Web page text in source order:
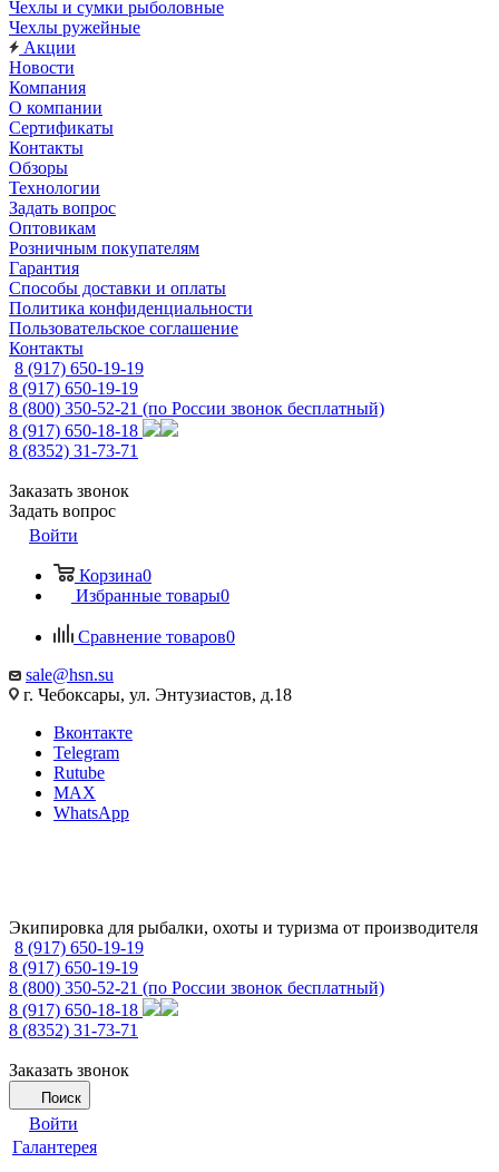
Чехлы и сумки рыболовные
Чехлы ружейные
Акции
Новости
Компания
О компании
Сертификаты
Контакты
Обзоры
Технологии
Задать вопрос
Оптовикам
Розничным покупателям
Гарантия
Способы доставки и оплаты
Политика конфиденциальности
Пользовательское соглашение
Контакты
8 (917) 650-19-19
8 (917) 650-19-19
8 (800) 350-52-21 (по России звонок бесплатный)
8 (917) 650-18-18
8 (8352) 31-73-71
Заказать звонок
Задать вопрос
Войти
Корзина0
Избранные товары0
Сравнение товаров0
sale@hsn.su
г. Чебоксары, ул. Энтузиастов, д.18
Вконтакте
Telegram
Rutube
MAX
WhatsApp
Экипировка для рыбалки, охоты и туризма от производителя
8 (917) 650-19-19
8 (917) 650-19-19
8 (800) 350-52-21 (по России звонок бесплатный)
8 (917) 650-18-18
8 (8352) 31-73-71
Заказать звонок
Поиск
Войти
Галантерея